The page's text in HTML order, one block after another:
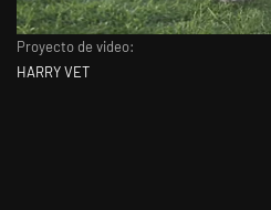
Proyecto de video:
HARRY VET